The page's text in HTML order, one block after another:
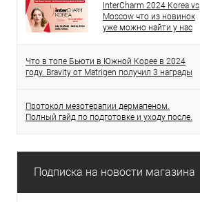
InterCharm 2024 Korea vs
Moscow что из новинок
уже можно найти у нас
Что в топе Бьюти в Южной Корее в 2024
году. Bravity от Matrigen получил 3 награды
Протокол мезотерапии дермапеном.
Полный гайд по подготовке и уходу после.
Подписка на новости магазина